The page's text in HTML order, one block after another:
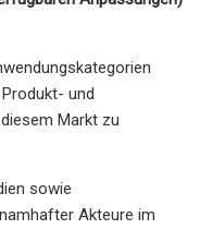
und
Markt zu
sowie
Akteure im